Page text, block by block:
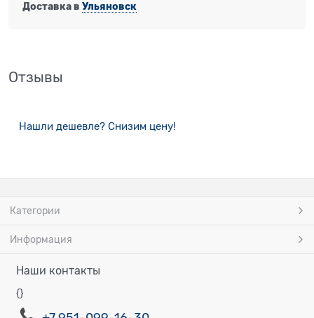
Доставка в Ульяновск
Отзывы
Нашли дешевле? Снизим цену!
Категории
Информация
Наши контакты
{}